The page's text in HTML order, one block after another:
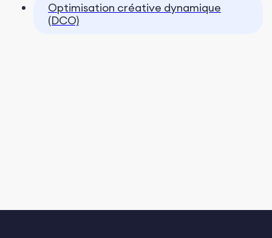
Optimisation créative dynamique
(DCO)